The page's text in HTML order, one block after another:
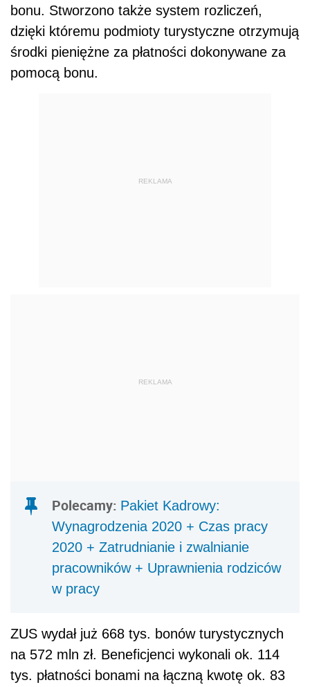
bonu. Stworzono także system rozliczeń,
dzięki któremu podmioty turystyczne otrzymują
środki pieniężne za płatności dokonywane za
pomocą bonu.
REKLAMA
REKLAMA
Polecamy: Pakiet Kadrowy:
Wynagrodzenia 2020 + Czas pracy
2020 + Zatrudnianie i zwalnianie
pracowników + Uprawnienia rodziców
w pracy
ZUS wydał już 668 tys. bonów turystycznych
na 572 mln zł. Beneficjenci wykonali ok. 114
tys. płatności bonami na łączną kwotę ok. 83